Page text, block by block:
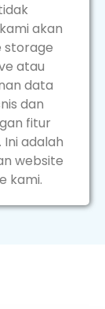
akan
storage
atau
data
dan
fitur
adalah
website
kami.